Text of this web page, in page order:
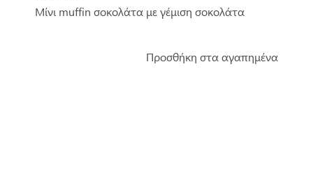
Μίνι muffin σοκολάτα με γέμιση σοκολάτα
Προσθήκη στα αγαπημένα